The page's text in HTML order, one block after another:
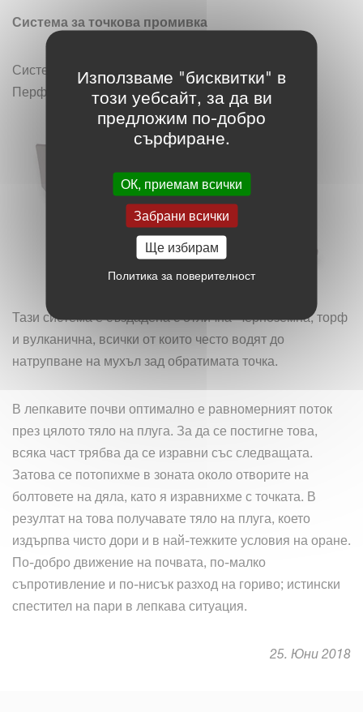
Система за точкова промивка
Система за промиване, за да се избегне триенето.
Перфектният избор за лепкава почва.
Тази система е създадена с отлична черноземна, торф
и вулканична, всички от които често водят до
натрупване на мухъл зад обратимата точка.
В лепкавите почви оптимално е равномерният поток
през цялото тяло на плуга. За да се постигне това,
всяка част трябва да се изравни със следващата.
Затова се потопихме в зоната около отворите на
болтовете на дяла, като я изравнихме с точката. В
резултат на това получавате тяло на плуга, което
издърпва чисто дори и в най-тежките условия на оране.
По-добро движение на почвата, по-малко
съпротивление и по-нисък разход на гориво; истински
спестител на пари в лепкава ситуация.
25. Юни 2018
Използваме "бисквитки" в
този уебсайт, за да ви
предложим по-добро
сърфиране.
ОК, приемам всички
Забрани всички
Ще избирам
Политика за поверителност